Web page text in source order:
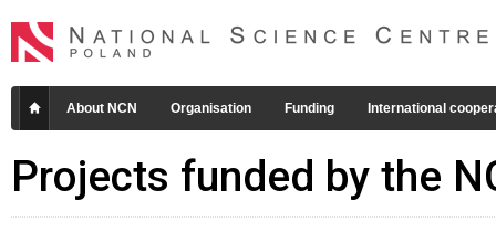
About NCN Organisation Funding International
Projects funded by the